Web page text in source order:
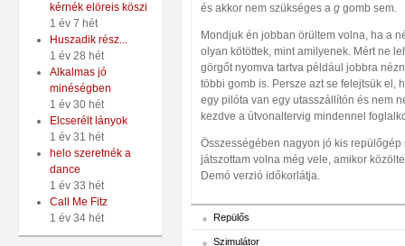
kérnék elöreis köszi
1 év 7 hét
Huszadik rész...
1 év 28 hét
Alkalmas jó
minéségben
1 év 30 hét
Elcserélt lányok
1 év 31 hét
helo szeretnék a
dance
1 év 33 hét
Call Me Fitz
1 év 34 hét
és akkor nem szükséges a g gomb sem.
Mondjuk én jobban örültem volna, ha a
olyan kötöttek, mint amilyenek. Mért ne
görgőt nyomva tartva például jobbra
többi gomb is. Persze azt se felejtsük el,
egy pilóta van egy utasszállítón és nem
kezdve a útvonaltervig mindennel
Összességében nagyon jó kis repülőgép
játszottam volna még vele, amikor
Demó verzió időkorlátja.
Repülős
Szimulátor